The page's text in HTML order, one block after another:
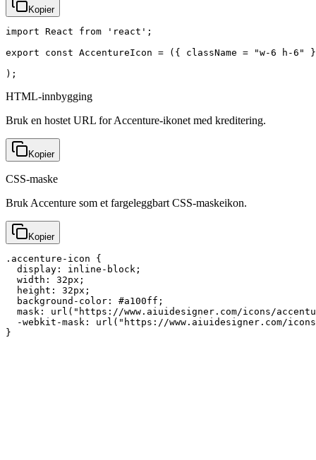
Kopier
import React from 'react';
export const AccentureIcon = ({ className = "w-6 h-
);
HTML-innbygging
Bruk en hostet URL for Accenture-ikonet med kreditering.
Kopier
CSS-maske
Bruk Accenture som et fargeleggbart CSS-maskeikon.
Kopier
.accenture-icon {
  display: inline-block;
  width: 32px;
  height: 32px;
  background-color: #a100ff;
mask: url("https://www.aiuidesigner.com/icons/
-webkit-mask: url("https://www.aiuidesigner.com/
}